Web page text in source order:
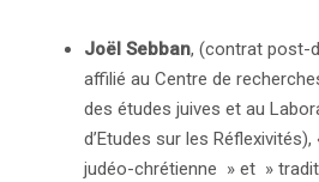
Joël Sebban, (contrat post-
affilié au Centre de
des études juives et au
d’Etudes sur les
judéo-chrétienne » et »